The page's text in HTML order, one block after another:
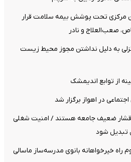
مرکزی تحت پوشش بیمه سلامت قرار
صعب‌العلاج و نادر
به دلیل نداشتن مجوز محیط زیست
از توابع اندیمشک
در اهواز برگزار شد
اقشار ضعیف جامعه هستند / امنیت شغلی
تبدیل شود
راه خیرخواهانه بانوی مدرسه‌ساز ماسالی